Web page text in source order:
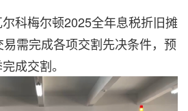
科梅尔顿2025全年息税折旧摊
需完成各项交割先决条件，预
成交割。